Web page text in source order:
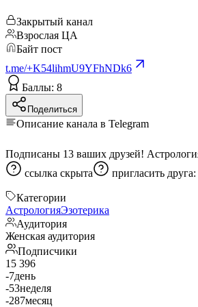
Закрытый канал
Взрослая ЦА
Байт пост
t.me/+K54lihmU9YFhNDk6
Баллы: 8
Поделиться
Описание канала в Telegram
ссылка скрыта
пригласить друга:
Категории
АстрологияЭзотерика
Аудитория
Женская аудитория
Подписчики
15 396
-7день
-53неделя
-287месяц